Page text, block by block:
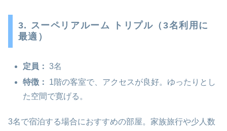
3. スーペリアルーム トリプル（3名利用に
最適）
定員： 3名
特徴：
1階の客室で、アクセスが良好。ゆったりとし
た空間で寛げる。
3名で宿泊する場合におすすめの部屋。家族旅行や少人数